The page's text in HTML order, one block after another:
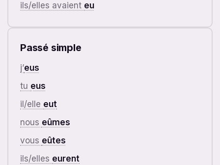
ils/elles avaient eu
Passé simple
j’eus
tu eus
il/elle eut
nous eûmes
vous eûtes
ils/elles eurent